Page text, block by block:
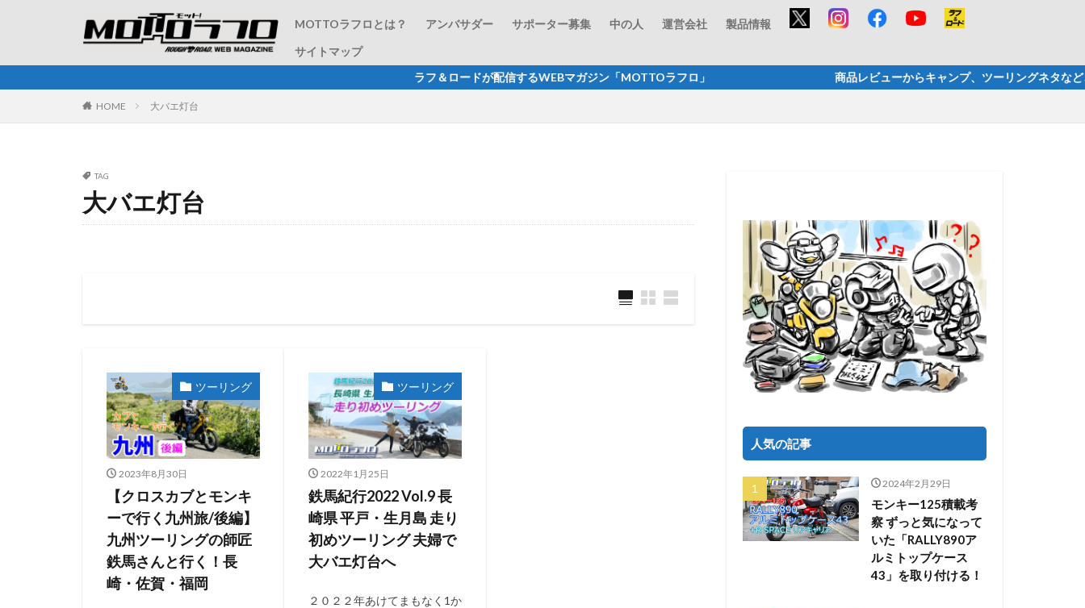
MOTTOラフロとは？ アンバサダー サポーター募集 中の人 運営会社
製品情報
サイトマップ
ラフ＆ロードが配信するWEBマガジン「MOTTOラフロ」 商品レビューからキャンプ、ツーリングネタなど、バイクで楽しむ様々
HOME 大バエ灯台
TAG
大バエ灯台
ツーリング
2023年8月30日
【クロスカブとモンキ
ーで行く九州旅/後編】
九州ツーリングの師匠
鉄馬さんと行く！長
崎・佐賀・福岡
ツーリング
2022年1月25日
鉄馬紀行2022 Vol.9 長
崎県 平戸・生月島 走り
初めツーリング 夫婦で
大バエ灯台へ
２０２２年あけてまもなく1か
人気の記事
2024年2月29日
モンキー125積載考
察 ずっと気になって
いた「RALLY890ア
ルミトップケース
43」を取り付ける！